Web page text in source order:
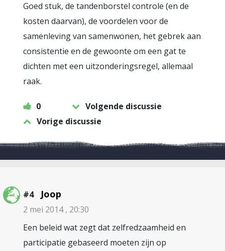
Goed stuk, de tandenborstel controle (en de
kosten daarvan), de voordelen voor de
samenleving van samenwonen, het gebrek aan
consistentie en de gewoonte om een gat te
dichten met een uitzonderingsregel, allemaal
raak.
0
Volgende discussie
Vorige discussie
#4 Joop
2 mei 2014 , 20:30
Een beleid wat zegt dat zelfredzaamheid en
participatie gebaseerd moeten zijn op